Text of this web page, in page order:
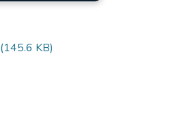
(145.6 KB)